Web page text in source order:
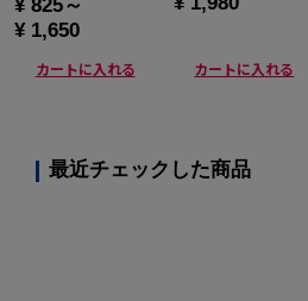
¥ 825～
¥ 1,650
カートに入れる カートに入れる
最近チェックした商品